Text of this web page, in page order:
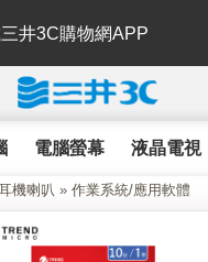
井3C購物網APP
電腦螢幕 液晶電視
機喇叭 » 作業系統/應用軟體